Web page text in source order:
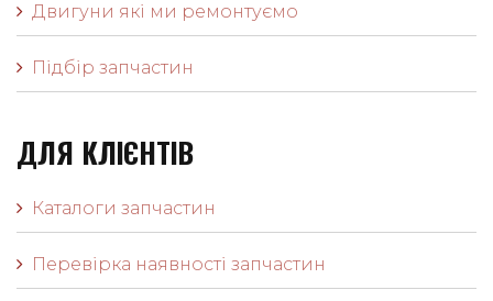
Двигуни які ми ремонтуємо
Підбір запчастин
ДЛЯ КЛІЄНТІВ
Каталоги запчастин
Перевірка наявності запчастин